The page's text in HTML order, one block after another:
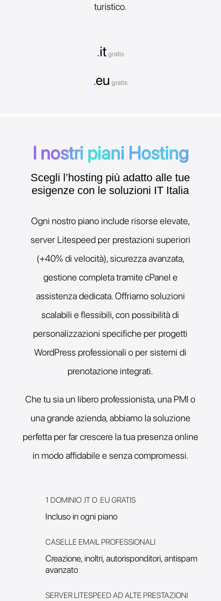
turistico.
.itgratis
.eu gratis
I nostri piani Hosting
Scegli l’hosting più adatto alle tue
esigenze con le soluzioni IT Italia
Ogni nostro piano include risorse elevate,
server Litespeed per prestazioni superiori
(+40% di velocità), sicurezza avanzata,
gestione completa tramite cPanel e
assistenza dedicata. Offriamo soluzioni
scalabili e flessibili, con possibilità di
personalizzazioni specifiche per progetti
WordPress professionali o per sistemi di
prenotazione integrati.
Che tu sia un libero professionista, una PMI o
una grande azienda, abbiamo la soluzione
perfetta per far crescere la tua presenza online
in modo affidabile e senza compromessi.
1 DOMINIO .IT O .EU GRATIS
Incluso in ogni piano
CASELLE EMAIL PROFESSIONALI
Creazione, inoltri, autorisponditori, antispam
avanzato
SERVER LITESPEED AD ALTE PRESTAZIONI